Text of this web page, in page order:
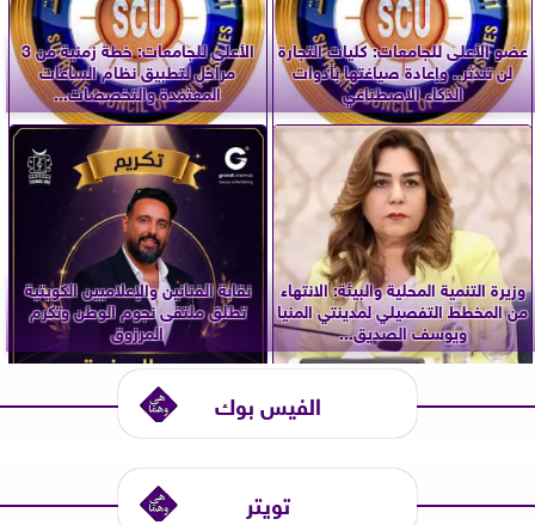
عضو الأعلى للجامعات: كليات التجارة
لن تندثر.. وإعادة صياغتها بأدوات
الذكاء الاصطناعي
الأعلى للجامعات: خطة زمنية من 3
مراحل لتطبيق نظام الساعات
المعتمدة والتخصصات...
وزيرة التنمية المحلية والبيئة: الانتهاء
من المخطط التفصيلي لمدينتي المنيا
ويوسف الصديق...
نقابة الفنانين والإعلاميين الكويتية
تطلق ملتقى نجوم الوطن وتكرم
المرزوق
الفيس بوك
تويتر